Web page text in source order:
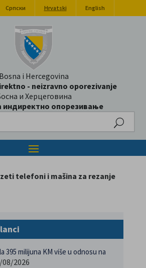
Српски Hrvatski English
Bosna i Hercegovina
- neizravno oporezivanje
и Херцеговина
индиректно опорезивање
telefoni i mašina za rezanje
395 milijuna KM više u odnosu na
08/2026